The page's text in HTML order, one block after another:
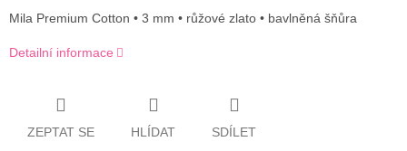
Mila Premium Cotton • 3 mm • růžové zlato • bavlněná šňůra
Detailní informace
ZEPTAT SE HLÍDAT SDÍLET